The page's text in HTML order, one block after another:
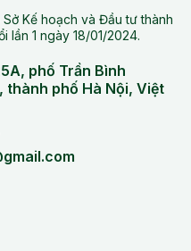
Kế hoạch và Đầu tư thành
lần 1 ngày 18/01/2024.
phố Trần Bình
thành phố Hà Nội, Việt